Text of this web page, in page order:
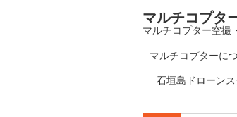
マルチコプタ
マルチコプター空撮
マルチコプターに
石垣島ドローン